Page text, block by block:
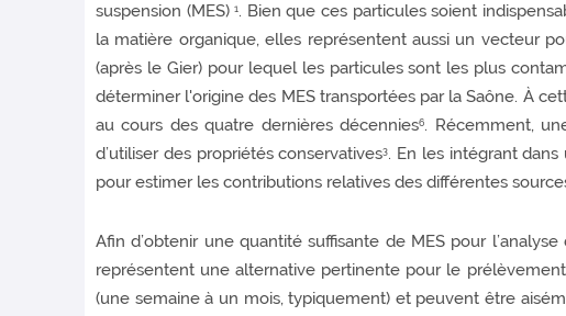
suspension (MES)1 . Bien que ces particules soient
la matière organique, elles représentent aussi un vecteur
(après le Gier) pour lequel les particules sont les plus
déterminer l'origine des MES transportées par la Saône. À
au cours des quatre dernières décennies6. Récemment,
d’utiliser des propriétés conservatives3. En les intégrant
pour estimer les contributions relatives des différentes
Afin d’obtenir une quantité suffisante de MES pour
représentent une alternative pertinente pour le
(une semaine à un mois, typiquement) et peuvent être